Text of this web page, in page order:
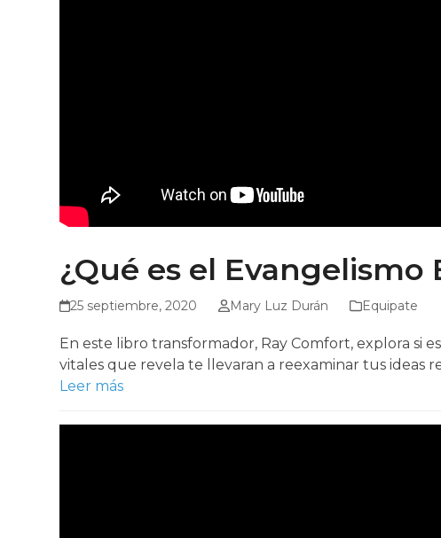
¿Qué es el Evangelismo
25 septiembre, 2020 Mary Luz Durán Equipate
En este libro transformador, Ray Comfort, explora si
vitales que revela te llevaran a reexaminar tus ideas
Leer más